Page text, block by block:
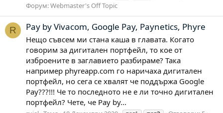
Форум:Webmaster's Off Topic
R Pay by Vivacom, Google Pay, Paynetics, Phyre
Нещо съвсем ми стана каша в главата. Когато
говорим за дигитален портфейл, то кое от
изброените в заглавието разбираме? Така
например phyreapp.com го наричаха дигитален
портфейл, но сега се хвалят че поддържа Google
Pay???!!! Че то последното не е ли точно дигитален
портфейл? Чете, че Pay by...